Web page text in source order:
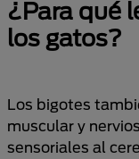
¿Para qué
los gatos?
Los bigotes
muscular y
sensoriales al